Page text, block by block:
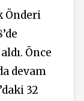
Önderi
Önce
devam
32